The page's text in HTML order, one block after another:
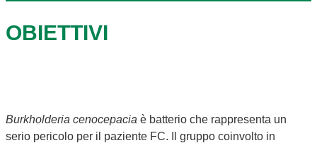
OBIETTIVI
Burkholderia cenocepacia è batterio che rappresenta un
serio pericolo per il paziente FC. Il gruppo coinvolto in